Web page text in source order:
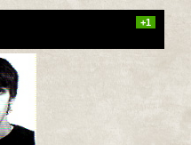
+1